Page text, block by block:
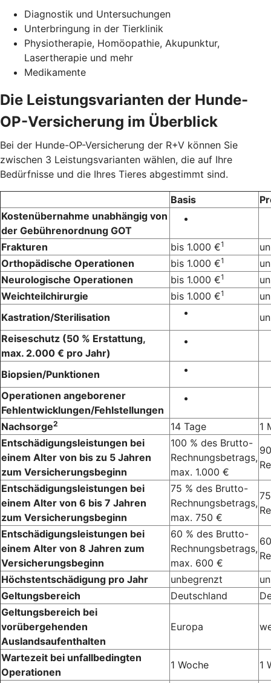
Diagnostik und Untersuchungen
Unterbringung in der Tierklinik
Physiotherapie, Homöopathie, Akupunktur,
Lasertherapie und mehr
Medikamente
Die Leistungsvarianten der Hunde-
OP-Versicherung im Überblick
Bei der Hunde-OP-Versicherung der R+V können Sie
zwischen 3 Leistungsvarianten wählen, die auf Ihre
Bedürfnisse und die Ihres Tieres abgestimmt sind.
Basis
Kostenübernahme unabhängig von
der Gebührenordnung GOT
Frakturen
bis 1.000 €1
Orthopädische Operationen
bis 1.000 €1
Neurologische Operationen
bis 1.000 €1
Weichteilchirurgie
bis 1.000 €1
Kastration/Sterilisation
Reiseschutz (50 % Erstattung,
max. 2.000 € pro Jahr)
Biopsien/Punktionen
Operationen angeborener
Fehlentwicklungen/Fehlstellungen
Nachsorge2 14 Tage
1
Entschädigungsleistungen bei
einem Alter von bis zu 5 Jahren
zum Versicherungsbeginn
100 % des Brutto-
Rechnungsbetrags,
max. 1.000 €
Entschädigungsleistungen bei
einem Alter von 6 bis 7 Jahren
zum Versicherungsbeginn
75 % des Brutto-
Rechnungsbetrags,
max. 750 €
Entschädigungsleistungen bei
einem Alter von 8 Jahren zum
Versicherungsbeginn
60 % des Brutto-
Rechnungsbetrags,
max. 600 €
Höchstentschädigung pro Jahr
unbegrenzt
Geltungsbereich
Deutschland
Geltungsbereich bei
vorübergehenden
Auslandsaufenthalten
Europa
Wartezeit bei unfallbedingten
Operationen
1 Woche
1